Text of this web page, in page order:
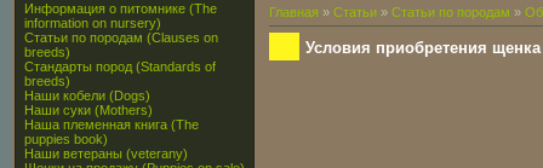
Информация о питомнике (The
information on nursery)
Статьи по породам (Clauses on
breeds)
Стандарты пород (Standards of
breeds)
Наши кобели (Dogs)
Наши суки (Mothers)
Наша племенная книга (The
puppies book)
Наши ветераны (veterany)
Главная » Статьи » Статьи по породам »
Условия приобретения щенка